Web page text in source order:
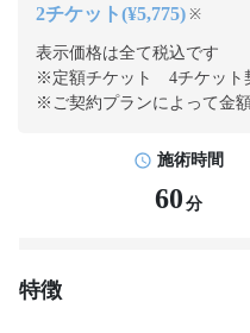
2チケット(¥5,775) ※
表示価格は全て税込です
※定額チケット 4チケット
※ご契約プランによって金
施術時間
60 分
特徴